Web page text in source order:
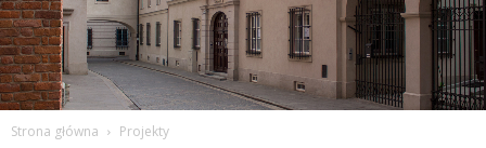
Strona główna Projekty